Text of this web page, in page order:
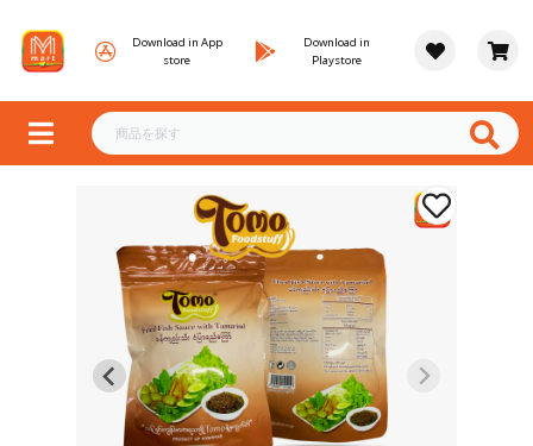
Download in App
store
Download in
Playstore